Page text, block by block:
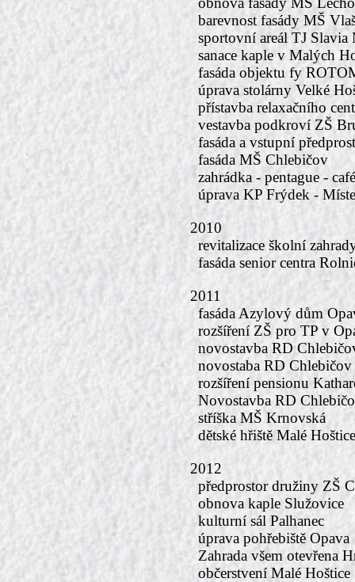
barevnost fasády MŠ
sportovní areál TJ Slavia
sanace kaple v Malých
fasáda objektu fy
úprava stolárny Velké
přístavba relaxačního
vestavba podkroví ZŠ
fasáda a vstupní
fasáda MŠ Chlebičov
zahrádka - pentague -
úprava KP Frýdek -
2010
revitalizace školní
fasáda senior centra
2011
fasáda Azylový dům
rozšíření ZŠ pro TP v
novostavba RD
novostaba RD
rozšíření pensionu
Novostavba RD
stříška MŠ Krnovská
dětské hřiště Malé Hoštice
2012
předprostor družiny ZŠ
obnova kaple Služovice
kulturní sál Palhanec
úprava pohřebiště Opava
Zahrada všem otevřena
občerstvení Malé Hoštice